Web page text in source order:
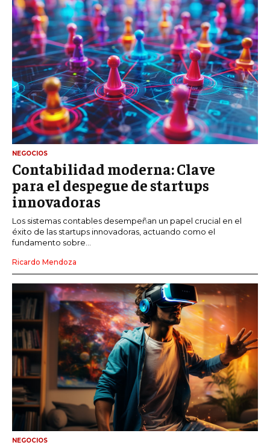
NEGOCIOS
Contabilidad moderna: Clave
para el despegue de startups
innovadoras
Los sistemas contables desempeñan un papel crucial en el
éxito de las startups innovadoras, actuando como el
fundamento sobre...
Ricardo Mendoza
NEGOCIOS